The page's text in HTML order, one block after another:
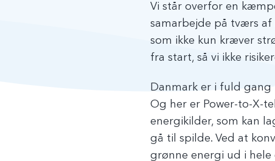
Vi står overfor en
samarbejde på tværs af
som ikke kun kræver
fra start, så vi ikke
Danmark er i fuld
Og her er Power-to-X-
energikilder, som kan
gå til spilde. Ved at
grønne energi ud i hele